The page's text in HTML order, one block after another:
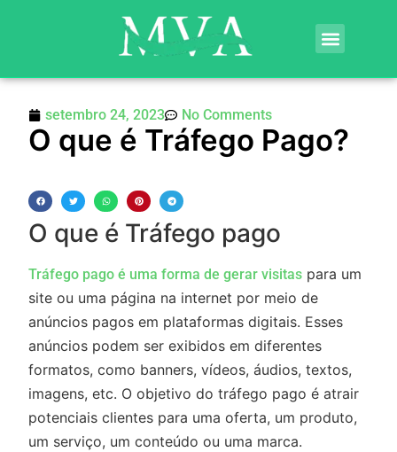
setembro 24, 2023 No Comments
O que é Tráfego Pago?
O que é Tráfego pago
Tráfego pago é uma forma de gerar visitas para um
site ou uma página na internet por meio de
anúncios pagos em plataformas digitais. Esses
anúncios podem ser exibidos em diferentes
formatos, como banners, vídeos, áudios, textos,
imagens, etc. O objetivo do tráfego pago é atrair
potenciais clientes para uma oferta, um produto,
um serviço, um conteúdo ou uma marca.